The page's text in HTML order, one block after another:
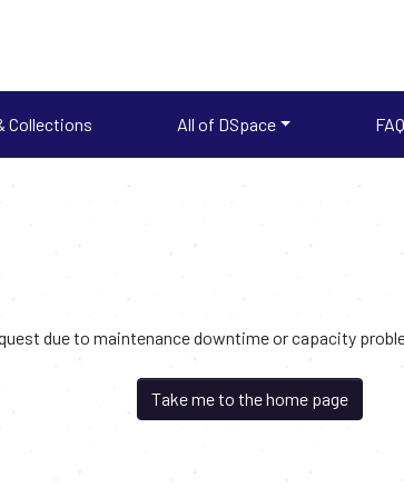
Collections All of DSpace
due to maintenance downtime or capacity
Take me to the home page